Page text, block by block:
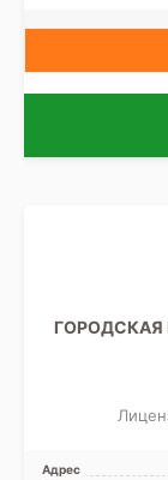
ГОРОДСКАЯ
Адрес